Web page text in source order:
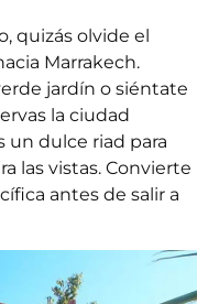
quizás olvide el
Marrakech.
jardín o siéntate
la ciudad
un dulce riad para
las vistas. Convierte
antes de salir a